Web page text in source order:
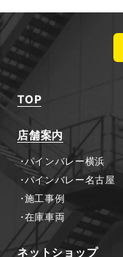
TOP
店舗案内
パインバレー横浜
パインバレー名古屋
施工事例
在庫車両
ネットショップ